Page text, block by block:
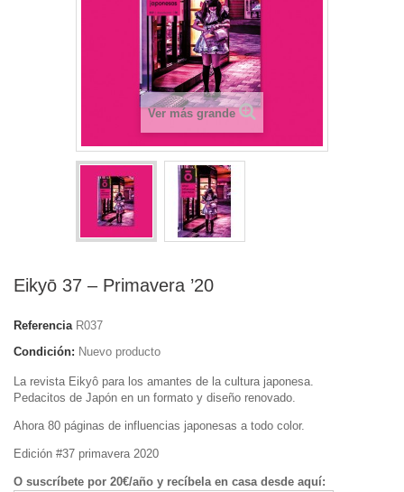
Ver más grande
Eikyō 37 – Primavera ’20
Referencia R037
Condición: Nuevo producto
La revista Eikyô para los amantes de la cultura japonesa.
Pedacitos de Japón en un formato y diseño renovado.
Ahora 80 páginas de influencias japonesas a todo color.
Edición #37 primavera 2020
O suscríbete por 20€/año y recíbela en casa desde aquí: